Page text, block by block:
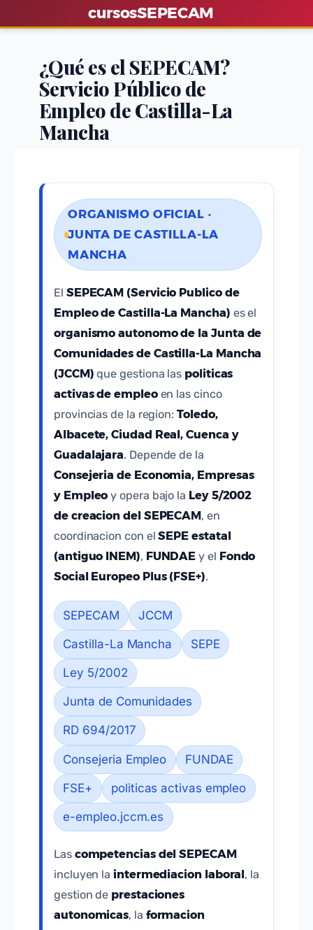
a
cursosSEPECAM
¿Qué es el SEPECAM?
Servicio Público de
Empleo de Castilla-La
Mancha
ORGANISMO OFICIAL ·
JUNTA DE CASTILLA-LA
MANCHA
El SEPECAM (Servicio Publico de
Empleo de Castilla-La Mancha) es el
organismo autonomo de la Junta de
Comunidades de Castilla-La Mancha
(JCCM) que gestiona las politicas
activas de empleoen las cinco
provincias de la region: Toledo,
Albacete, Ciudad Real, Cuenca y
Guadalajara. Depende de la
Consejeria de Economia, Empresas
y Empleo y opera bajo la Ley 5/2002
de creacion del SEPECAM, en
coordinacion con elSEPE estatal
(antiguo INEM), FUNDAE y el Fondo
Social Europeo Plus (FSE+).
SEPECAM JCCM
Castilla-La Mancha SEPE
Ley 5/2002
Junta de Comunidades
RD 694/2017
Consejeria Empleo FUNDAE
FSE+ politicas activas empleo
e-empleo.jccm.es
Las competencias del SEPECAM
incluyen la intermediacion laboral, la
gestion de prestaciones
autonomicas, la formacion